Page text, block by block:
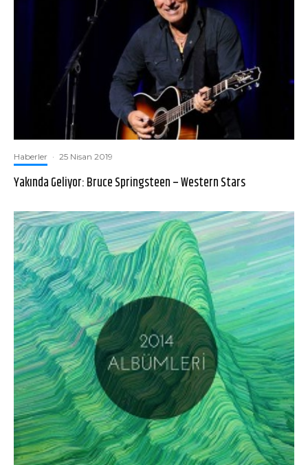
Haberler · 25 Nisan 2019
Yakında Geliyor: Bruce Springsteen – Western Stars